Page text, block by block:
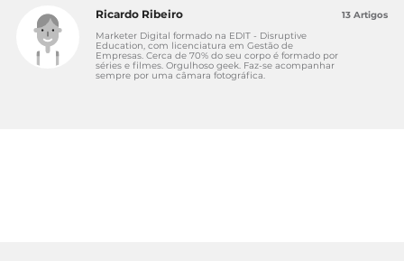
Ricardo Ribeiro
Marketer Digital formado na EDIT - Disruptive
Education, com licenciatura em Gestão de
Empresas. Cerca de 70% do seu corpo é formado por
séries e filmes. Orgulhoso geek. Faz-se acompanhar
sempre por uma câmara fotográfica.
13 Artigos